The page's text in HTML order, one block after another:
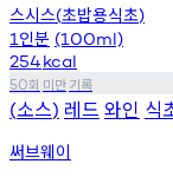
스시스(초밥용식초)
1 인분 (100ml)
254kcal
50회 미만기록
(소스) 레드 와인 식
써브웨이